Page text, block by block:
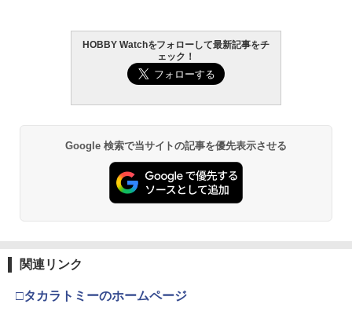
HOBBY Watchをフォローして最新記事をチ
ェック！
Google 検索で当サイトの記事を優先表示させる
関連リンク
□タカラトミーのホームページ